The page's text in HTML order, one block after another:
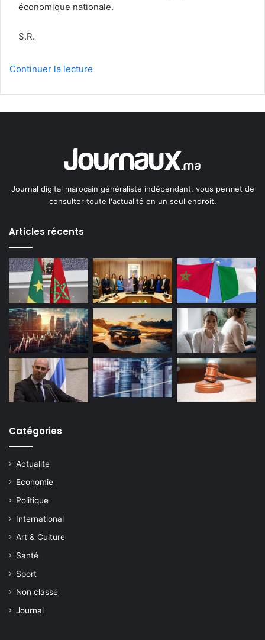
économique nationale.
S.R.
Continuer la lecture
Journal digital marocain généraliste indépendant, vous permet de
consulter toute l'actualité en un seul endroit.
Articles récents
Catégories
Actualite
Economie
Politique
International
Art & Culture
Santé
Sport
Non classé
Journal